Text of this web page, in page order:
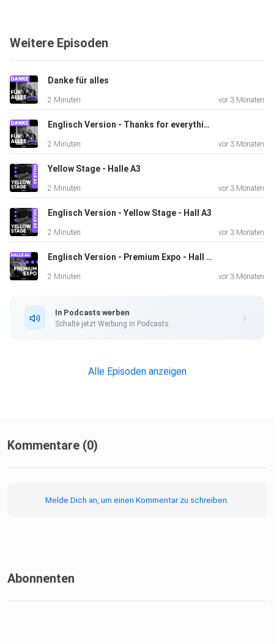
Weitere Episoden
Danke für alles
2 Minuten vor 3 Monaten
Englisch Version - Thanks for everything
2 Minuten vor 3 Monaten
Yellow Stage - Halle A3
2 Minuten vor 3 Monaten
Englisch Version - Yellow Stage - Hall A3
2 Minuten vor 3 Monaten
Englisch Version - Premium Expo - Hall A4
2 Minuten vor 3 Monaten
In Podcasts werben
Schalte jetzt Werbung in Podcasts.
Alle Episoden anzeigen
Kommentare (0)
Melde Dich an, um einen Kommentar zu schreiben.
Abonnenten